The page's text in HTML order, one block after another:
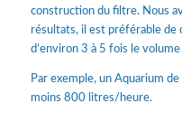
construction du filtre. Nous
résultats, il est préférable de
d’environ 3 à 5 fois le
Par exemple, un Aquarium
moins 800 litres/heure.